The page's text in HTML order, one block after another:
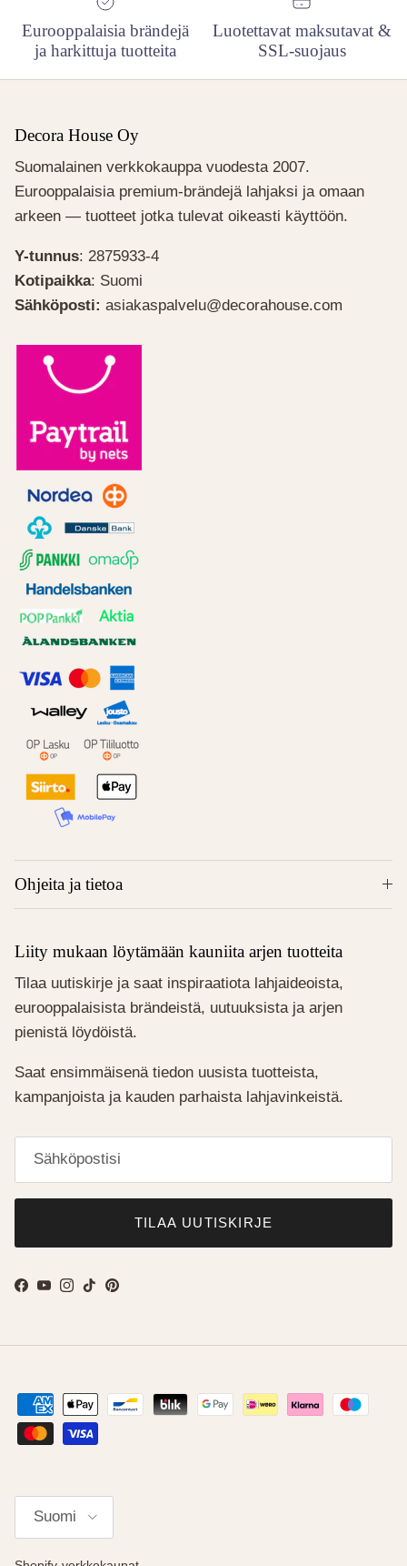
Eurooppalaisia brändejä
ja harkittuja tuotteita
Luotettavat maksutavat &
SSL-suojaus
Decora House Oy
Suomalainen verkkokauppa vuodesta 2007.
Eurooppalaisia premium-brändejä lahjaksi ja omaan
arkeen — tuotteet jotka tulevat oikeasti käyttöön.
Y-tunnus: 2875933-4
Kotipaikka: Suomi
Sähköposti: asiakaspalvelu@decorahouse.com
Ohjeita ja tietoa
Liity mukaan löytämään kauniita arjen tuotteita
Tilaa uutiskirje ja saat inspiraatiota lahjaideoista,
eurooppalaisista brändeistä, uutuuksista ja arjen
pienistä löydöistä.
Saat ensimmäisenä tiedon uusista tuotteista,
kampanjoista ja kauden parhaista lahjavinkeistä.
TILAA UUTISKIRJE
Facebook
YouTube
Instagram
TikTokPinterest
Suomi